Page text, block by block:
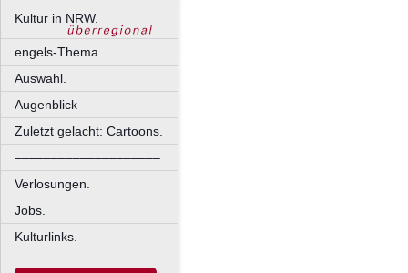
Kultur in NRW.
engels-Thema.
Auswahl.
Augenblick
Zuletzt gelacht: Cartoons.
––––––––––––––––––––
Verlosungen.
Jobs.
Kulturlinks.